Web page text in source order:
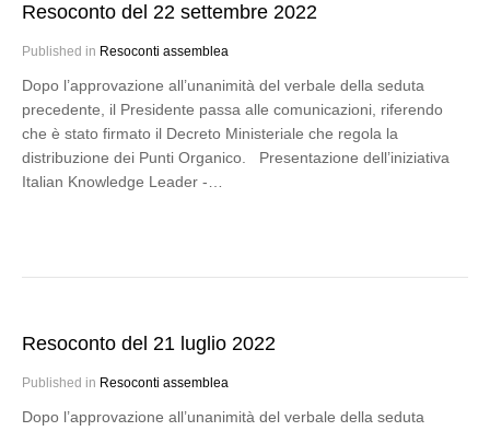
Resoconto del 22 settembre 2022
Published in Resoconti assemblea
Dopo l’approvazione all’unanimità del verbale della seduta
precedente, il Presidente passa alle comunicazioni, riferendo
che è stato firmato il Decreto Ministeriale che regola la
distribuzione dei Punti Organico. Presentazione dell’iniziativa
Italian Knowledge Leader -…
Resoconto del 21 luglio 2022
Published in Resoconti assemblea
Dopo l’approvazione all’unanimità del verbale della seduta